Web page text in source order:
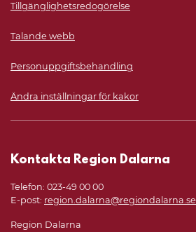
Tillgänglighetsredogörelse
Talande webb
Personuppgiftsbehandling
Ändra inställningar för kakor
Kontakta Region Dalarna
Telefon: 023-49 00 00
E-post: region.dalarna@regiondalarna.se
Region Dalarna